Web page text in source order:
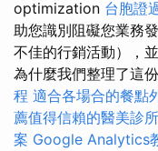
optimization 台胞證
助您識別阻礙您業務
不佳的行銷活動），
為什麼我們整理了這
程 適合各場合的餐點
薦值得信賴的醫美診
案 Google Analytics